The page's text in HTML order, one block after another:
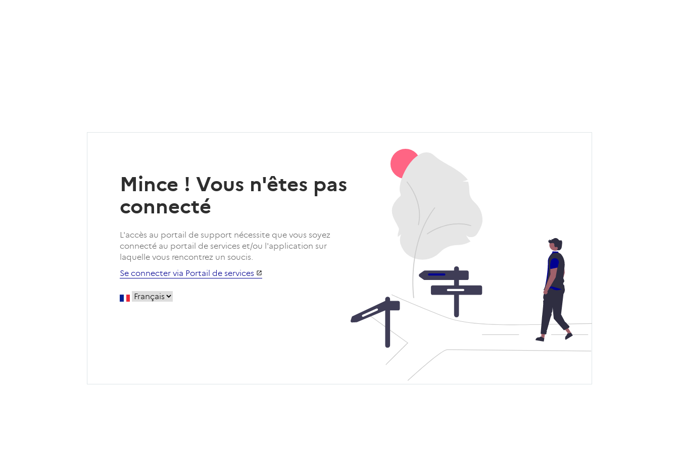
Mince ! Vous n'êtes pas
connecté
L'accès au portail de support nécessite que vous soyez
connecté au portail de services et/ou l'application sur
laquelle vous rencontrez un soucis.
Se connecter via Portail de services Lien